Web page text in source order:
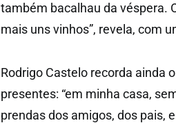
também bacalhau da véspera.
mais uns vinhos”, revela, com
Rodrigo Castelo recorda ainda
presentes: “em minha casa,
prendas dos amigos, dos pais,